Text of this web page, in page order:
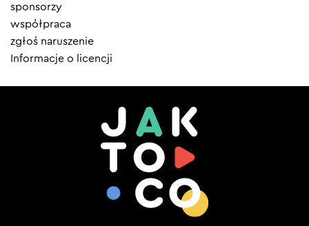
sponsorzy
współpraca
zgłoś naruszenie
Informacje o licencji